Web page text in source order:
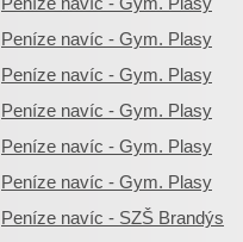
Peníze navíc - Gym. Plasy
Peníze navíc - Gym. Plasy
Peníze navíc - Gym. Plasy
Peníze navíc - Gym. Plasy
Peníze navíc - Gym. Plasy
Peníze navíc - SZŠ Brandýs